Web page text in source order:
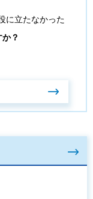
に立たなかった
？